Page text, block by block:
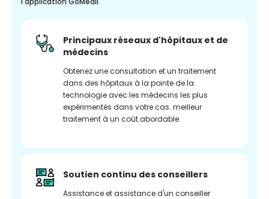
Principaux réseaux d'hôpitaux et de
médecins
Obtenez une consultation et un traitement
dans des hôpitaux à la pointe de la
technologie avec les médecins les plus
expérimentés dans votre cas. meilleur
traitement à un coût abordable.
Soutien continu des conseillers
Assistance et assistance d'un conseiller